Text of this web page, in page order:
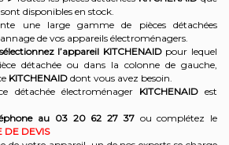
disponibles en stock.
une large gamme de pièces détachées
de vos appareils électroménagers.
l’appareil KITCHENAIDpour lequel
détachée ou dans la colonne de gauche,
KITCHENAID dont vous avez besoin.
détachée électroménager KITCHENAIDest
au 03 20 62 27 37 ou complétez le
DEVIS